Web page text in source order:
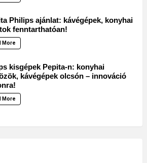
Philips ajánlat: kávégépek, konyhai
fenntarthatóan!
More
kisgépek Pepita-n: konyhai
kávégépek olcsón – innováció
More